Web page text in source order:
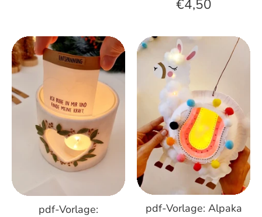
€4,50
pdf-Vorlage:
pdf-Vorlage: Alpaka